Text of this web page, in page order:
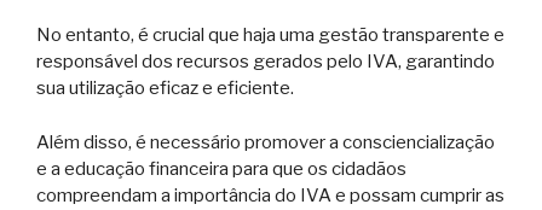
No entanto, é crucial que haja uma gestão transparente e
responsável dos recursos gerados pelo IVA, garantindo
sua utilização eficaz e eficiente.
Além disso, é necessário promover a consciencialização
e a educação financeira para que os cidadãos
compreendam a importância do IVA e possam cumprir as